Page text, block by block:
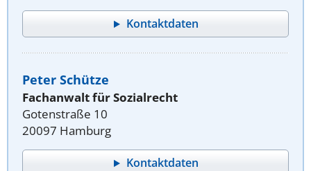
Kontaktdaten
Peter Schütze
Fachanwalt für Sozialrecht
Gotenstraße 10
20097 Hamburg
Kontaktdaten